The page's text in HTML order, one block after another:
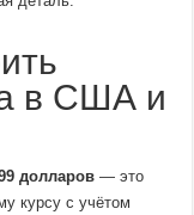
в США и
долларов — это
курсу с учётом